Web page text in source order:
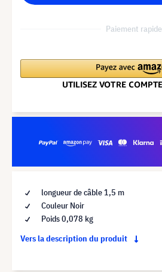
Paiement rapide
longueur de câble 1,5 m
Couleur Noir
Poids 0,078 kg
Vers la description du produit